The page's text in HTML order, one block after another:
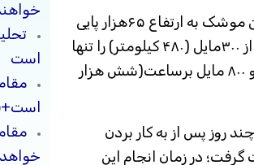
بنابراین گزارش و به گفته مقامات پنتاگون این موشک به ارتفاع ۶۵هزار پایی
(ارتفاع نزدیک به ۲۰ کیلومتر) و مسافت بیش از ۳۰۰مایل (۴۸۰ کیلومتر) را تنها
در مدت ۵ دقیقه با سرعتی بیش از سه هزار و ۸۰۰ مایل برساعت(شش هزار
روز پس از به کار بردن
در زمان انجام این
است